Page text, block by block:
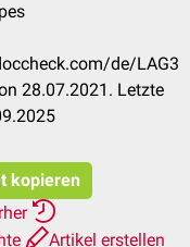
de/LAG3
28.07.2021. Letzte
kopieren
Artikel erstellen